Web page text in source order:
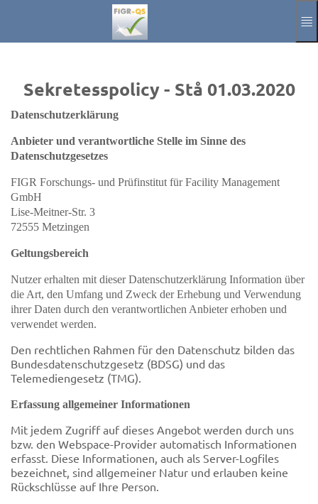
Hoppa till huvudinnehållet
Meddela
Sekretesspolicy - Stå 01.03.2020
Datenschutzerklärung
Anbieter und verantwortliche Stelle im Sinne des
Datenschutzgesetzes
FIGR Forschungs- und Prüfinstitut für Facility Management
GmbH
Lise-Meitner-Str. 3
72555 Metzingen
Geltungsbereich
Nutzer erhalten mit dieser Datenschutzerklärung Information über
die Art, den Umfang und Zweck der Erhebung und Verwendung
ihrer Daten durch den verantwortlichen Anbieter erhoben und
verwendet werden.
Den rechtlichen Rahmen für den Datenschutz bilden das
Bundesdatenschutzgesetz (BDSG) und das
Telemediengesetz (TMG).
Erfassung allgemeiner Informationen
Mit jedem Zugriff auf dieses Angebot werden durch uns
bzw. den Webspace-Provider automatisch Informationen
erfasst. Diese Informationen, auch als Server-Logfiles
bezeichnet, sind allgemeiner Natur und erlauben keine
Rückschlüsse auf Ihre Person.